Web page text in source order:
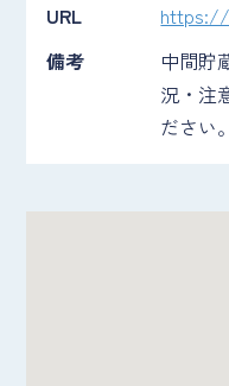
URL
https://
備考
中間貯
況・注
ださい。